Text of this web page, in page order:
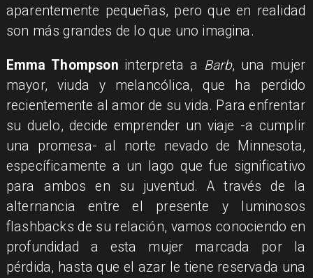
aparentemente pequeñas, pero que en realidad
son más grandes de lo que uno imagina.
Emma Thompson interpreta a Barb, una mujer
mayor, viuda y melancólica, que ha perdido
recientemente al amor de su vida. Para enfrentar
su duelo, decide emprender un viaje -a cumplir
una promesa- al norte nevado de Minnesota,
específicamente a un lago que fue significativo
para ambos en su juventud. A través de la
alternancia entre el presente y luminosos
flashbacks de su relación, vamos conociendo en
profundidad a esta mujer marcada por la
pérdida, hasta que el azar le tiene reservada una